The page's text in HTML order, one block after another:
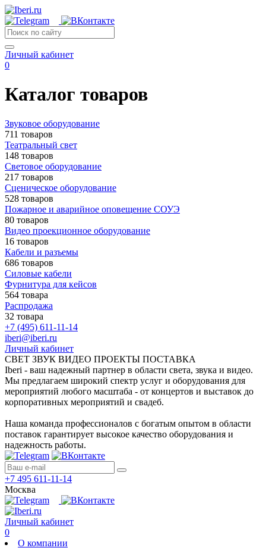
Личный кабинет
0
Каталог товаров
Звуковое оборудование
711 товаров
Театральный свет
148 товаров
Световое оборудование
217 товаров
Сценическое оборудование
528 товаров
Пожарное и аварийное оповещение СОУЭ
80 товаров
Видео проекционное оборудование
16 товаров
Кабели и разъемы
686 товаров
Силовые кабели
Фурнитура для кейсов
564 товара
Распродажа
32 товара
+7 (495) 611-11-14
iberi@iberi.ru
Личный кабинет
СВЕТ ЗВУК ВИДЕО ПРОЕКТЫ ПОСТАВКА
Iberi - ваш надежный партнер в области света, звука и видео.
Мы предлагаем широкий спектр услуг и оборудования для
мероприятий любого масштаба - от концертов и выставок до
корпоративных мероприятий и свадеб.
Наша команда профессионалов с богатым опытом в области
поставок гарантирует высокое качество оборудования и
надежность работы.
+7 495 611-11-14
Москва
Личный кабинет
0
О компании